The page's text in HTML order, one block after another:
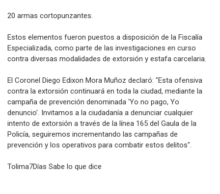
20 armas cortopunzantes.
Estos elementos fueron puestos a disposición de la Fiscalía
Especializada, como parte de las investigaciones en curso
contra diversas modalidades de extorsión y estafa carcelaria.
El Coronel Diego Edixon Mora Muñoz declaró: "Esta ofensiva
contra la extorsión continuará en toda la ciudad, mediante la
campaña de prevención denominada 'Yo no pago, Yo
denuncio'. Invitamos a la ciudadanía a denunciar cualquier
intento de extorsión a través de la línea 165 del Gaula de la
Policía, seguiremos incrementando las campañas de
prevención y los operativos para combatir estos delitos".
Tolima7Días Sabe lo que dice